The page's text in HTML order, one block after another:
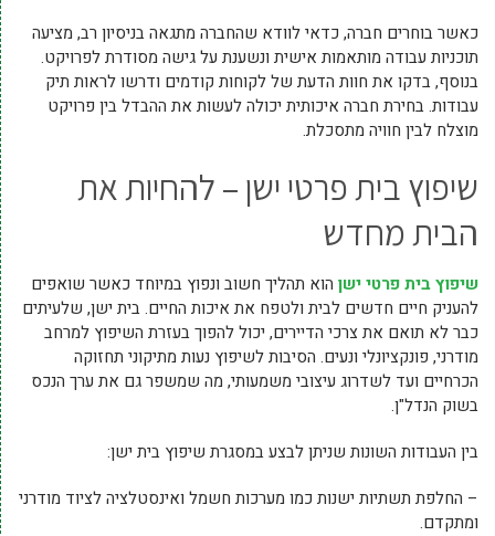
כאשר בוחרים חברה, כדאי לוודא שהחברה מתגאה בניסיון רב, מציעה
תוכניות עבודה מותאמות אישית ונשענת על גישה מסודרת לפרויקט.
בנוסף, בדקו את חוות הדעת של לקוחות קודמים ודרשו לראות תיק
עבודות. בחירת חברה איכותית יכולה לעשות את ההבדל בין פרויקט
מוצלח לבין חוויה מתסכלת.
שיפוץ בית פרטי ישן – להחיות את
הבית מחדש
שיפוץ בית פרטי ישן הוא תהליך חשוב ונפוץ במיוחד כאשר שואפים
להעניק חיים חדשים לבית ולטפח את איכות החיים. בית ישן, שלעיתים
כבר לא תואם את צרכי הדיירים, יכול להפוך בעזרת השיפוץ למרחב
מודרני, פונקציונלי ונעים. הסיבות לשיפוץ נעות מתיקוני תחזוקה
הכרחיים ועד לשדרוג עיצובי משמעותי, מה שמשפר גם את ערך הנכס
בשוק הנדל"ן.
בין העבודות השונות שניתן לבצע במסגרת שיפוץ בית ישן:
– החלפת תשתיות ישנות כמו מערכות חשמל ואינסטלציה לציוד מודרני
ומתקדם.